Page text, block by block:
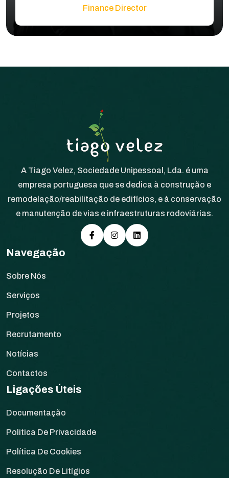
Finance Director
A Tiago Velez, Sociedade Unipessoal, Lda. é uma
empresa portuguesa que se dedica à construção e
remodelação/reabilitação de edifícios, e à conservação
e manutenção de vias e infraestruturas rodoviárias.
Navegação
Sobre Nós
Serviços
Projetos
Recrutamento
Notícias
Contactos
Ligações Úteis
Documentação
Politica De Privacidade
Política De Cookies
Resolução De Litígios